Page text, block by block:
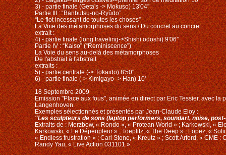
3) - partie finale (Geta's -> Mokuso) 13'04''
Partie III : “Banbutsu-no-Ryûdo”
“Le flot incessant de toutes les choses”
La Voie des métamorphoses du sens / Du concret au concret
extrait :
4) - partie finale (long traveling->Shishi odoshi) 9'06''
Partie IV : “Kaiso” (“Reminiscence”)
La Voie du sens au-delà des métamorphoses
De l'abstrait à l'abstrait
extraits :
5) - partie centrale (-> Tokaido) 8'50''
6) - partie finale (-> Kimigayo -> Han) 10'
18 Septembre 2009
Emission "Place aux fous", animée en direct par Eric Tessier, avec la
Langenhoven.
Exemples sélectionnés et présentés par Jean-Claude Eloy :
"Les sculpteurs de sons (laptop performers, soundart, noise,
Extraits de : Merzbow, « Rondo », « Protean World » ; Karkowski, «
Karkowski, « Le Dépeupleur » ; Toeplitz, « The Deep » ; Lopez, «
« Endless frustration » ; Carl Stone, « Kreutz » ; Scott Arford, « CME :
Randy Yau, « Live Action 031101 »